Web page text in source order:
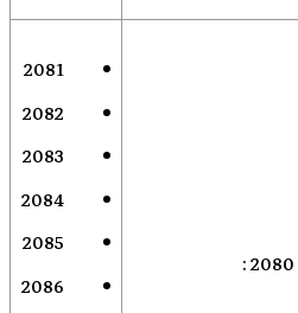
:
2081
2082
2083
2084
2085
2086